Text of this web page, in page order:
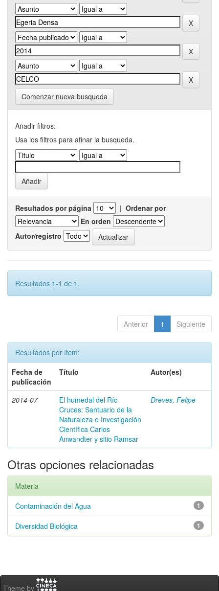
Comenzar nueva busqueda
Añadir filtros:
Usa los filtros para afinar la busqueda.
Resultados por página | Ordenar por
En orden
Autor/registro
Resultados 1-1 de 1.
Anterior 1 Siguiente
Resultados por ítem:
Fecha de
publicación
Título Autor(es)
2014-07
El humedal del Río
Cruces: Santuario de la
Naturaleza e Investigación
Científica Carlos
Anwandter y sitio Ramsar
Dreves, Felipe
Otras opciones relacionadas
Materia
1
Contaminación del Agua
1
Diversidad Biológica
Theme by